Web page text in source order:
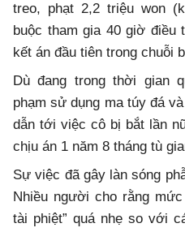
treo, phạt 2,2 triệu won
buộc tham gia 40 giờ điều
kết án đầu tiên trong chuỗi
Dù đang trong thời gian
phạm sử dụng ma túy đá
dẫn tới việc cô bị bắt lần
chịu án 1 năm 8 tháng tù
Sự việc đã gây làn sóng
Nhiều người cho rằng
tài phiệt” quá nhẹ so với